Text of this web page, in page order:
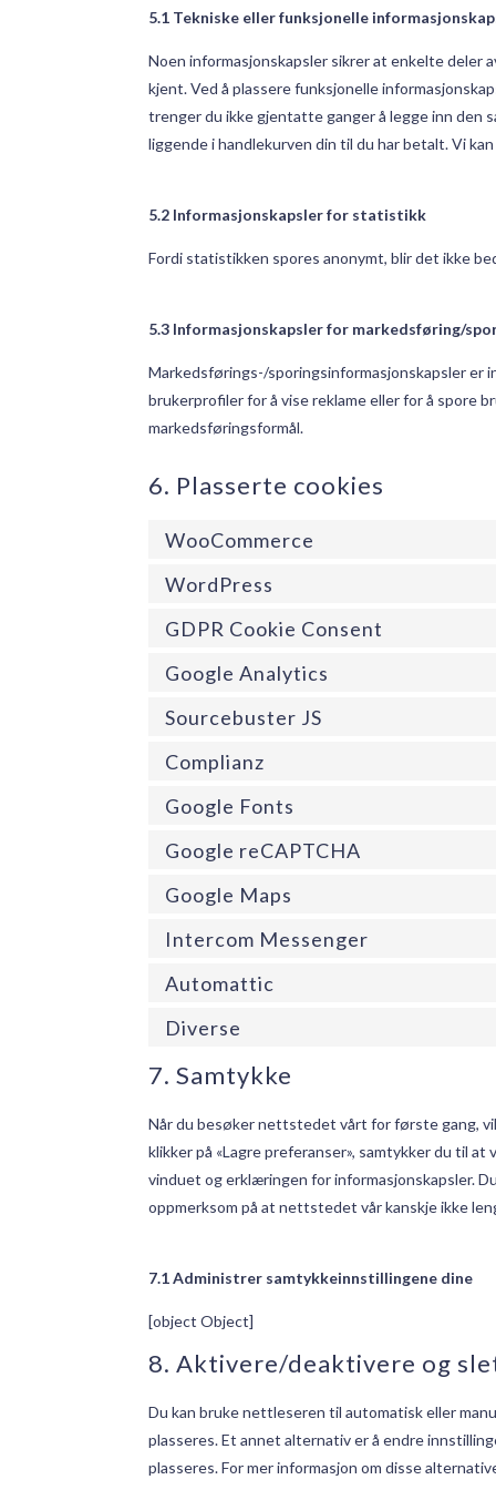
5.1 Tekniske eller funksjonelle
Noen informasjonskapsler sikrer at enkelte
kjent. Ved å plassere funksjonelle
trenger du ikke gjentatte ganger å legge inn den
liggende i handlekurven din til du har betalt. Vi
5.2 Informasjonskapsler for statistikk
Fordi statistikken spores anonymt, blir det ikke
5.3 Informasjonskapsler for markedsføring/
Markedsførings-/sporingsinformasjonskapsler er
brukerprofiler for å vise reklame eller for å
markedsføringsformål.
6. Plasserte cookies
WooCommerce
WordPress
GDPR Cookie Consent
Google Analytics
Sourcebuster JS
Complianz
Google Fonts
Google reCAPTCHA
Google Maps
Intercom Messenger
Automattic
Diverse
7. Samtykke
Når du besøker nettstedet vårt for første gang,
klikker på «Lagre preferanser», samtykker du til
vinduet og erklæringen for informasjonskapsler.
oppmerksom på at nettstedet vår kanskje ikke
7.1 Administrer samtykkeinnstillingene dine
[object Object]
8. Aktivere/deaktivere og
Du kan bruke nettleseren til automatisk eller
plasseres. Et annet alternativ er å endre
plasseres. For mer informasjon om disse